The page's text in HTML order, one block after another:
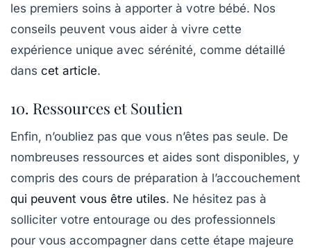
les premiers soins à apporter à votre bébé. Nos
conseils peuvent vous aider à vivre cette
expérience unique avec sérénité, comme détaillé
dans cet article.
10. Ressources et Soutien
Enfin, n’oubliez pas que vous n’êtes pas seule. De
nombreuses ressources et aides sont disponibles, y
compris des cours de préparation à l’accouchement
qui peuvent vous être utiles. Ne hésitez pas à
solliciter votre entourage ou des professionnels
pour vous accompagner dans cette étape majeure